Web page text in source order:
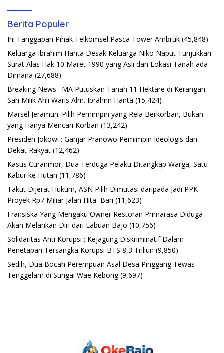
Berita Populer
Ini Tanggapan Pihak Telkomsel Pasca Tower Ambruk (45,848)
Keluarga Ibrahim Hanta Desak Keluarga Niko Naput Tunjukkan
Surat Alas Hak 10 Maret 1990 yang Asli dan Lokasi Tanah ada
Dimana (27,688)
Breaking News : MA Putuskan Tanah 11 Hektare di Kerangan
Sah Milik Ahli Waris Alm. Ibrahim Hanta (15,424)
Marsel Jeramun: Pilih Pemimpin yang Rela Berkorban, Bukan
yang Hanya Mencari Korban (13,242)
Presiden Jokowi : Ganjar Pranowo Pemimpin Ideologis dan
Dekat Rakyat (12,462)
Kasus Curanmor, Dua Terduga Pelaku Ditangkap Warga, Satu
Kabur ke Hutan (11,786)
Takut Dijerat Hukum, ASN Pilih Dimutasi daripada Jadi PPK
Proyek Rp7 Miliar Jalan Hita–Bari (11,623)
Fransiska Yang Mengaku Owner Restoran Primarasa Diduga
Akan Melarikan Diri dari Labuan Bajo (10,756)
Solidaritas Anti Korupsi : Kejagung Diskriminatif Dalam
Penetapan Tersangka Korupsi BTS 8,3 Triliun (9,850)
Sedih, Dua Bocah Perempuan Asal Desa Pinggang Tewas
Tenggelam di Sungai Wae Kebong (9,697)